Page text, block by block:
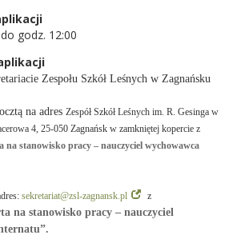
godz. 12:00
Zespołu Szkół Leśnych w Zagnańsku
na adres Zespół Szkół Leśnych im. R. Gesinga w
4, 25-050 Zagnańsk w zamkniętej kopercie z
na stanowisko pracy – nauczyciel wychowawca
sekretariat@zsl-zagnansk.pl
z
na stanowisko pracy – nauczyciel